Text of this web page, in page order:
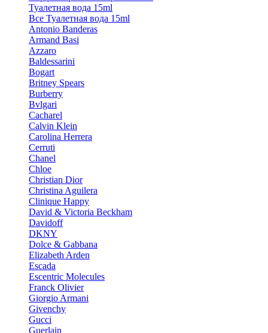
Туалетная вода 15ml
Все Туалетная вода 15ml
Antonio Banderas
Armand Basi
Azzaro
Baldessarini
Bogart
Britney Spears
Burberry
Bvlgari
Cacharel
Calvin Klein
Carolina Herrera
Cerruti
Chanel
Chloe
Christian Dior
Christina Aguilera
Clinique Happy
David & Victoria Beckham
Davidoff
DKNY
Dolce & Gabbana
Elizabeth Arden
Escada
Escentric Molecules
Franck Olivier
Giorgio Armani
Givenchy
Gucci
Guerlain